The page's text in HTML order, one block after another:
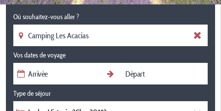
Où souhaitez-vous aller ?
Vos dates de voyage
Type de séjour